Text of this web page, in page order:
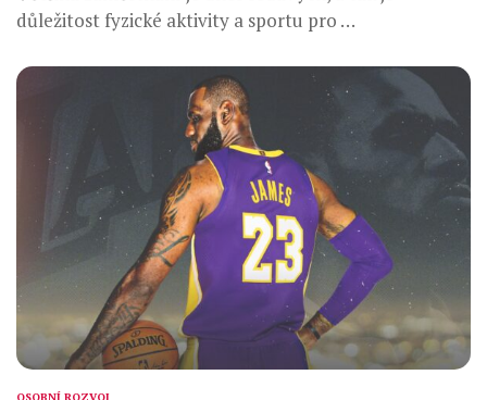
důležitost fyzické aktivity a sportu pro …
OSOBNÍ ROZVOJ